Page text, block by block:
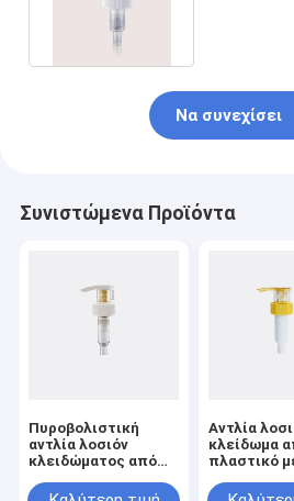
Να συνεχίσει
Συνιστώμενα Προϊόντα
Πυροβολιστική
αντλία λοσιόν
κλειδώματος από
ρυθμό εκφόρτωσης
Αντλία
κλείδωμα
πλαστικό
4,0±0,50ml/